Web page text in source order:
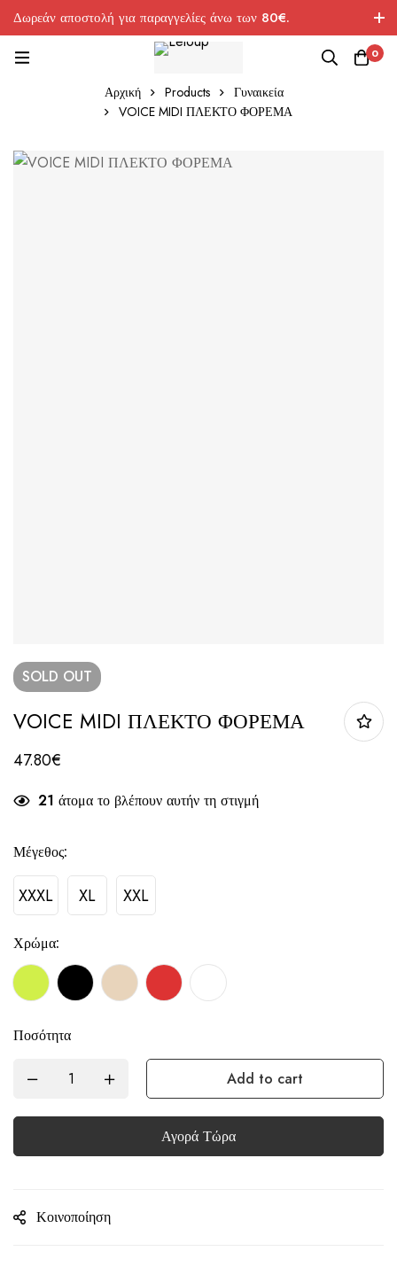
Δωρεάν αποστολή για παραγγελίες άνω των 80€.
0
Αρχική Products
Γυναικεία
VOICE MIDI ΠΛΕΚΤΟ ΦΟΡΕΜΑ
SOLD OUT
VOICE MIDI ΠΛΕΚΤΟ ΦΟΡΕΜΑ
47.80€
21 άτομα το βλέπουν αυτήν τη στιγμή
Μέγεθος:
XXXL XL XXL
Χρώμα:
Ποσότητα
Add to cart
Αγορά Τώρα
Κοινοποίηση